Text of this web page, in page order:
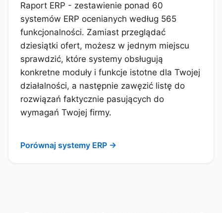
Raport ERP - zestawienie ponad 60
systemów ERP ocenianych według 565
funkcjonalności. Zamiast przeglądać
dziesiątki ofert, możesz w jednym miejscu
sprawdzić, które systemy obsługują
konkretne moduły i funkcje istotne dla Twojej
działalności, a następnie zawęzić listę do
rozwiązań faktycznie pasujących do
wymagań Twojej firmy.
Porównaj systemy ERP →